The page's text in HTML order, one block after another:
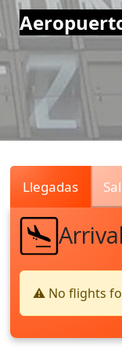
Air
Traffic
Live
Llegadas
⚠️ No flights